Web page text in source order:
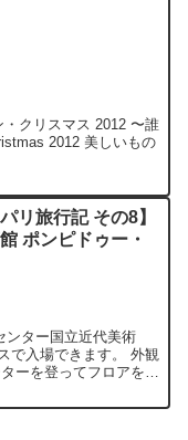
クリスマス 2012 〜誰
2012 美しいもの
リ旅行記 その8】
ポンピドゥー・
ンター国立近代美術
で入場できます。 外観
ーを登ってフロアを移